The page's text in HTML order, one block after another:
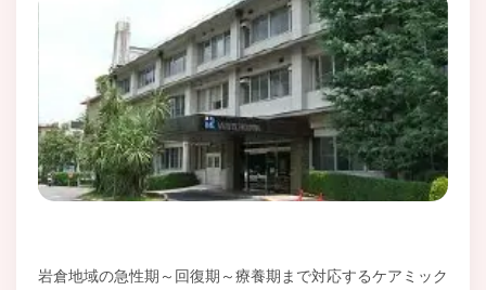
岩倉地域の急性期～回復期～療養期まで対応するケアミック